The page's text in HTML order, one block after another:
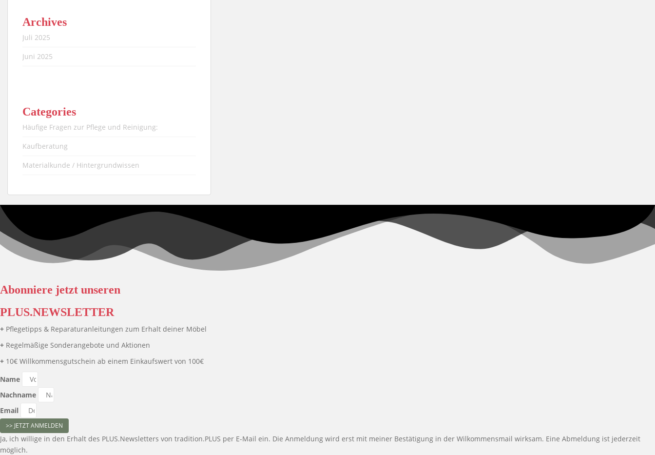
Archives
Juli 2025
Juni 2025
Categories
Häufige Fragen zur Pflege und Reinigung:
Kaufberatung
Materialkunde / Hintergrundwissen
Abonniere jetzt unseren
PLUS.NEWSLETTER
+ Pflegetipps & Reparaturanleitungen zum Erhalt deiner Möbel
+ Regelmäßige Sonderangebote und Aktionen
+ 10€ Willkommensgutschein ab einem Einkaufswert von 100€
Name
Nachname
Email
>> JETZT ANMELDEN
Ja, ich willige in den Erhalt des PLUS.Newsletters von tradition.PLUS per E-Mail ein. Die Anmeldung wird erst mit meiner Bestätigung in der Wilkommensmail wirksam. Eine Abmeldung ist jederzeit
möglich.